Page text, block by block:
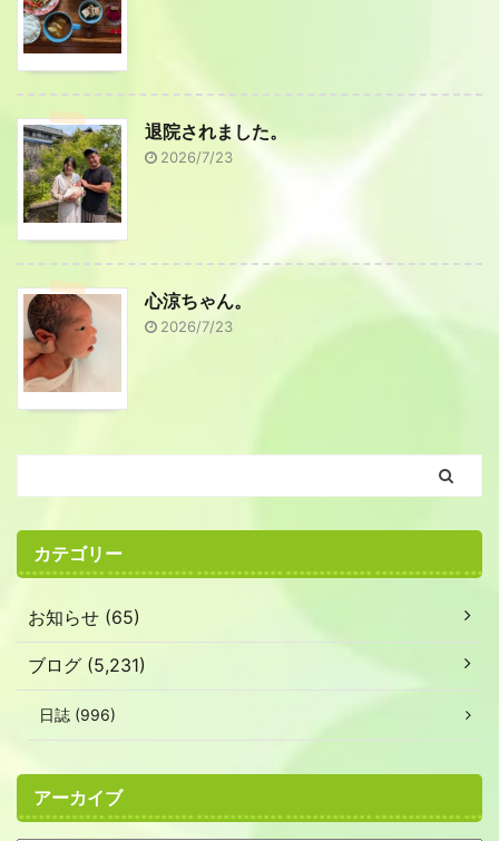
退院されました。
2026/7/23
心涼ちゃん。
2026/7/23
カテゴリー
お知らせ (65)
ブログ (5,231)
日誌 (996)
アーカイブ